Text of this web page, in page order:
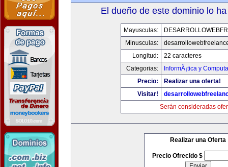
El dueño de este dominio lo
Mayusculas:
Minusculas:
Longitud:
22 caracteres
Categorias:
InformÃ¡tica y
Precio:
Realizar una oferta!
Visitar!
Serán consideradas
Realizar una Oferta
Precio Ofrecido $